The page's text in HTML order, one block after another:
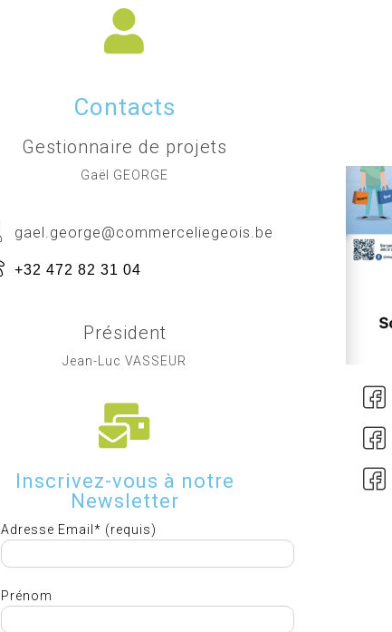
Contacts
Gestionnaire de projets
Gaël GEORGE
gael.george@commerceliegeois.be
+32 472 82 31 04
Président
Jean-Luc VASSEUR
Inscrivez-vous à notre
Newsletter
Adresse Email* (requis)
Prénom